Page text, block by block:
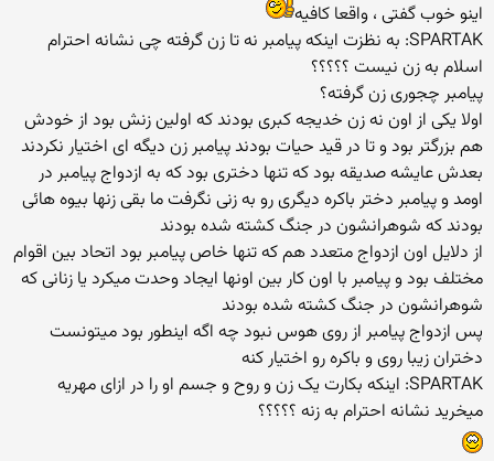
اینو خوب گفتی ، واقعا کافیه
SPARTAK: به نظزت اینکه پیامبر نه تا زن گرفته چی نشانه احترام
اسلام به زن نیست ؟؟؟؟؟
پیامبر چجوری زن گرفته؟
اولا یکی از اون نه زن خدیجه کبری بودند که اولین زنش بود از خودش
هم بزرگتر بود و تا در قید حیات بودند پیامبر زن دیگه ای اختیار نکردند
بعدش عایشه صدیقه بود که تنها دختری بود که به ازدواج پیامبر در
اومد و پیامبر دختر باکره دیگری رو به زنی نگرفت ما بقی زنها بیوه هائی
بودند که شوهرانشون در جنگ کشته شده بودند
از دلایل اون ازدواج متعدد هم که تنها خاص پیامبر بود اتحاد بین اقوام
مختلف بود و پیامبر با اون کار بین اونها ایجاد وحدت میکرد یا زنانی که
شوهرانشون در جنگ کشته شده بودند
پس ازدواج پیامبر از روی هوس نبود چه اگه اینطور بود میتونست
دختران زیبا روی و باکره رو اختیار کنه
SPARTAK: اینکه بکارت یک زن و روح و جسم او را در ازای مهریه
میخرید نشانه احترام به زنه ؟؟؟؟؟